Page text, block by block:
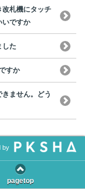
改札機にタッチ
いですか
した
すか
ません。どう
by
pagetop